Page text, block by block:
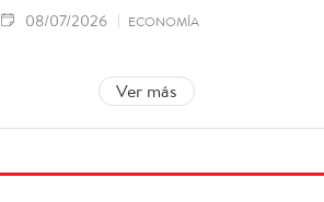
08/07/2026 ECONOMÍA
Ver más